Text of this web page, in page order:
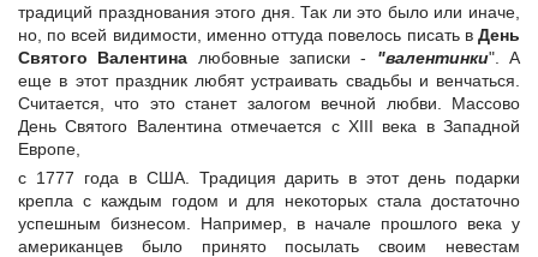
традиций празднования этого дня. Так ли это было или иначе,
но, по всей видимости, именно оттуда повелось писать в День
Святого Валентина любовные записки - "валентинки". А
еще в этот праздник любят устраивать свадьбы и венчаться.
Считается, что это станет залогом вечной любви. Массово
День Святого Валентина отмечается с ХIII века в Западной
Европе,
с 1777 года в США. Традиция дарить в этот день подарки
крепла с каждым годом и для некоторых стала достаточно
успешным бизнесом. Например, в начале прошлого века у
американцев было принято посылать своим невестам